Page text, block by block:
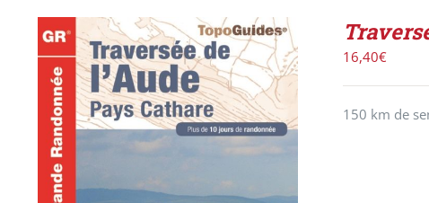
16,40€
150 km de